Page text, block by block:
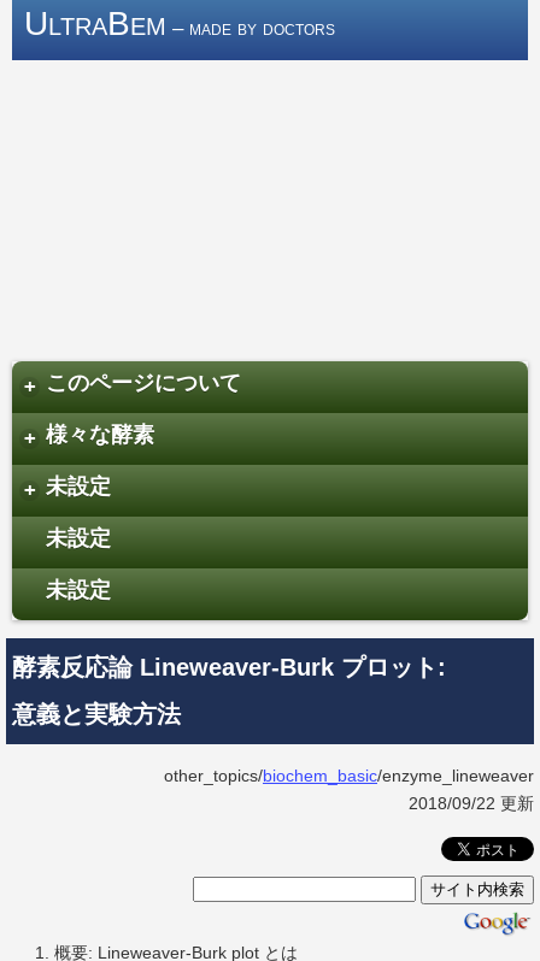
UltraBem – made by doctors
+ このページについて
+ 様々な酵素
+ 未設定
未設定
未設定
酵素反応論 Lineweaver-Burk プロット:
意義と実験方法
other_topics/biochem_basic/enzyme_lineweaver
2018/09/22 更新
概要: Lineweaver-Burk plot とは